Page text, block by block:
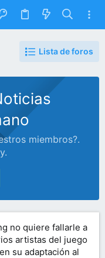
Lista de foros
miembros?.
no quiere fallarle a
artistas del juego
su adaptación al